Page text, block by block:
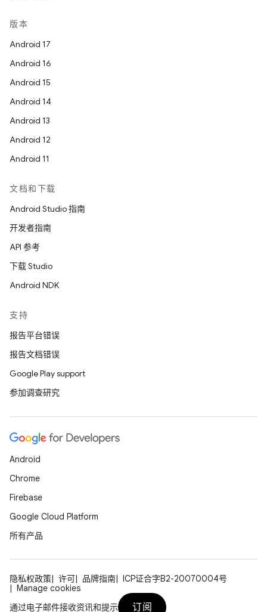
版本
Android 17
Android 16
Android 15
Android 14
Android 13
Android 12
Android 11
文档和下载
Android Studio 指南
开发者指南
API 参考
下载 Studio
Android NDK
支持
报告平台错误
报告文档错误
Google Play support
参加调查研究
Android
Chrome
Firebase
Google Cloud Platform
所有产品
隐私权政策 许可 品牌指南
ICP证合字B2-20070004号
Manage cookies
通过电子邮件接收资讯和提示
订阅